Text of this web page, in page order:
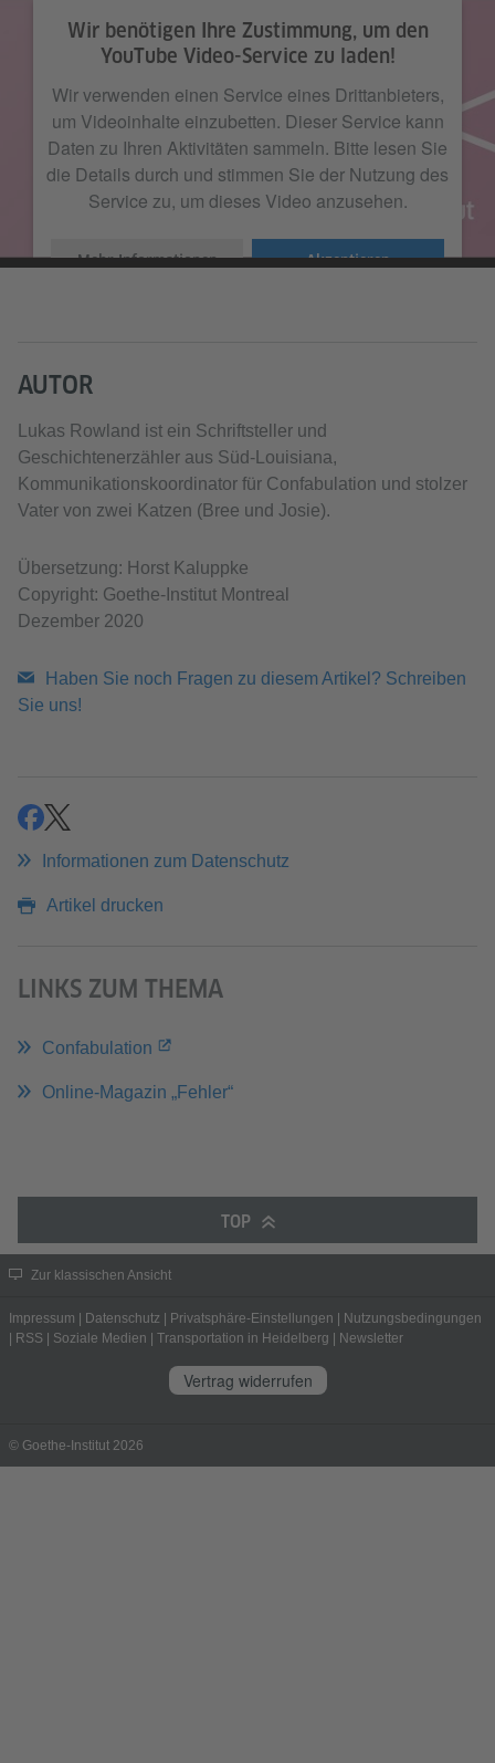
Wir benötigen Ihre Zustimmung, um den
YouTube Video-Service zu laden!
Wir verwenden einen Service eines Drittanbieters,
um Videoinhalte einzubetten. Dieser Service kann
Daten zu Ihren Aktivitäten sammeln. Bitte lesen Sie
die Details durch und stimmen Sie der Nutzung des
Service zu, um dieses Video anzusehen.
Mehr Informationen Akzeptieren
AUTOR
Lukas Rowland ist ein Schriftsteller und
Geschichtenerzähler aus Süd-Louisiana,
Kommunikationskoordinator für Confabulation und stolzer
Vater von zwei Katzen (Bree und Josie).
Übersetzung: Horst Kaluppke
Copyright: Goethe-Institut Montreal
Dezember 2020
Haben Sie noch Fragen zu diesem Artikel? Schreiben
Sie uns!
teilenteilen
Informationen zum Datenschutz
Artikel drucken
LINKS ZUM THEMA
Confabulation
Online-Magazin „Fehler“
TOP
Zur klassischen Ansicht
Impressum Datenschutz Privatsphäre-Einstellungen
Nutzungsbedingungen
RSS Soziale Medien Transportation in Heidelberg Newsletter
Vertrag widerrufen
© Goethe-Institut 2026